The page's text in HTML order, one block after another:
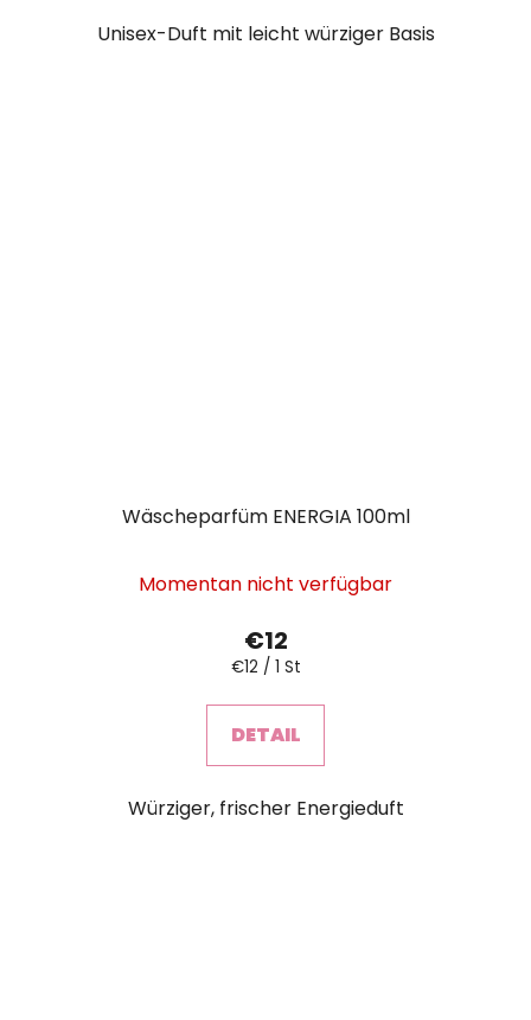
Unisex-Duft mit leicht würziger Basis
Wäscheparfüm ENERGIA 100ml
Momentan nicht verfügbar
€12
Verkaufspreis:
€12 / 1 St
DETAIL
Würziger, frischer Energieduft